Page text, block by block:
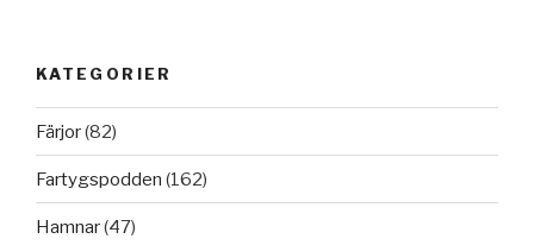
KATEGORIER
Färjor(82)
Fartygspodden (162)
Hamnar(47)